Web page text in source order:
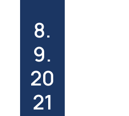
8.
9.
20
21